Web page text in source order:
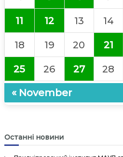
11 12 13 14
18 19 20 21
25 26 27 28
« November
Останні новини